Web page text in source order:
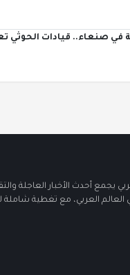
في صنعاء.. قيادات الحوثي
يجمع أحدث الأخبار العاجلة
العالم العربي، مع تغطية شاملة